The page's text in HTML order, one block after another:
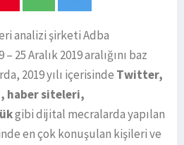
analizi şirketi Adba
25 Aralık 2019 aralığını baz
2019 yılı içerisinde Twitter,
haber siteleri,
gibi dijital mecralarda yapılan
en çok konuşulan kişileri ve